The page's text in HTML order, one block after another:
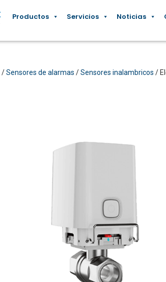
Productos Servicios Noticias
/Sensores de alarmas /Sensores inalambricos /